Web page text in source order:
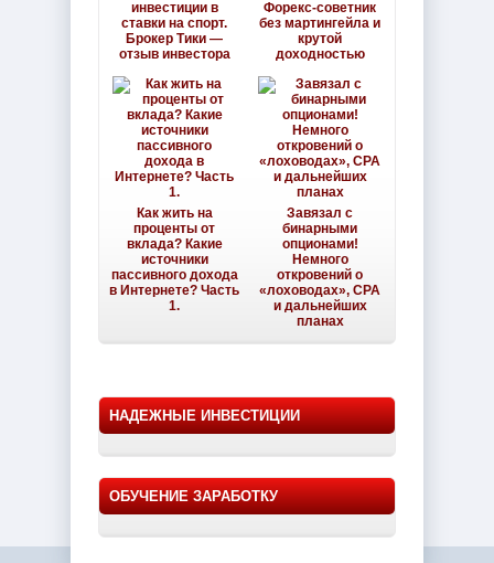
инвестиции в
ставки на спорт.
Брокер Тики —
отзыв инвестора
Форекс-советник
без мартингейла и
крутой
доходностью
Как жить на
проценты от
вклада? Какие
источники
пассивного дохода
в Интернете? Часть
1.
Завязал с
бинарными
опционами!
Немного
откровений о
«лоховодах», CPA
и дальнейших
планах
НАДЕЖНЫЕ ИНВЕСТИЦИИ
ОБУЧЕНИЕ ЗАРАБОТКУ